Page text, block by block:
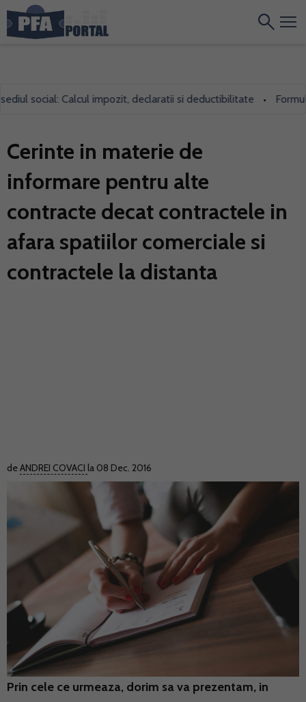
social: Calcul impozit, declaratii si deductibilitate •
Cerinte in materie de
informare pentru alte
contracte decat contractele in
afara spatiilor comerciale si
contractele la distanta
deANDREI COVACI la 08 Dec. 2016
Prin cele ce urmeaza, dorim sa va prezentam, in